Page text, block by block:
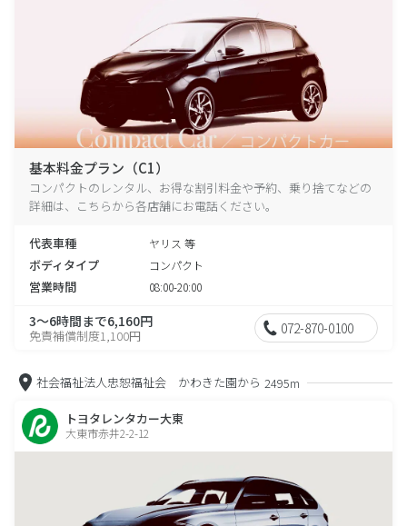
基本料金プラン（C1）
コンパクトのレンタル、お得な割引料金や予約、乗り捨てなどの
詳細は、こちらから各店舗にお電話ください。
代表車種 ヤリス 等
ボディタイプ コンパクト
営業時間 08:00-20:00
3～6時間まで6,160円
免責補償制度1,100円 072-870-0100
社会福祉法人忠恕福祉会 かわきた園から 2495m
トヨタレンタカー大東
大東市赤井2-2-12